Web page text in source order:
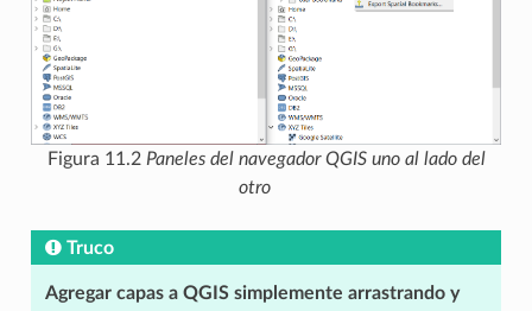
Figura 11.2 Paneles del navegador QGIS uno al lado del
otro
Truco
Agregar capas a QGIS simplemente arrastrando y